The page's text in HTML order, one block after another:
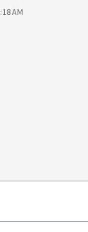
AM